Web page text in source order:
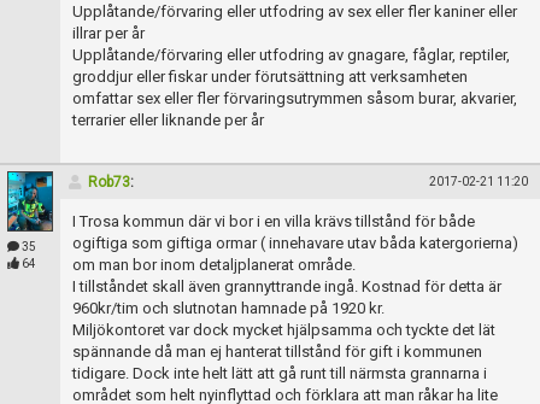
Upplåtande/förvaring eller utfodring av sex eller fler kaniner eller
illrar per år
Upplåtande/förvaring eller utfodring av gnagare, fåglar, reptiler,
groddjur eller fiskar under förutsättning att verksamheten
omfattar sex eller fler förvaringsutrymmen såsom burar, akvarier,
terrarier eller liknande per år
35
64
Rob73: 2017-02-21 11:20
I Trosa kommun där vi bor i en villa krävs tillstånd för både
ogiftiga som giftiga ormar ( innehavare utav båda katergorierna)
om man bor inom detaljplanerat område.
I tillståndet skall även grannyttrande ingå. Kostnad för detta är
960kr/tim och slutnotan hamnade på 1920 kr.
Miljökontoret var dock mycket hjälpsamma och tyckte det lät
spännande då man ej hanterat tillstånd för gift i kommunen
tidigare. Dock inte helt lätt att gå runt till närmsta grannarna i
området som helt nyinflyttad och förklara att man råkar ha lite